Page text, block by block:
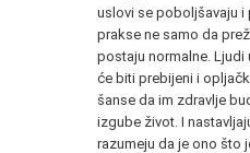
uslovi se poboljšavaju i
prakse ne samo da
postaju normalne. Ljudi
će biti prebijeni i
šanse da im zdravlje
izgube život. I
razumeju da je ono što